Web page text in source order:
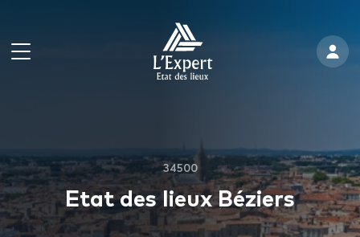
34500
Etat des lieux Béziers